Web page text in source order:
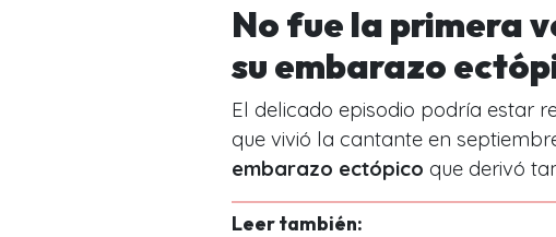
No fue la primera
su embarazo
El delicado episodio podría estar
que vivió la cantante en
embarazo ectópico que derivó
Leer también: